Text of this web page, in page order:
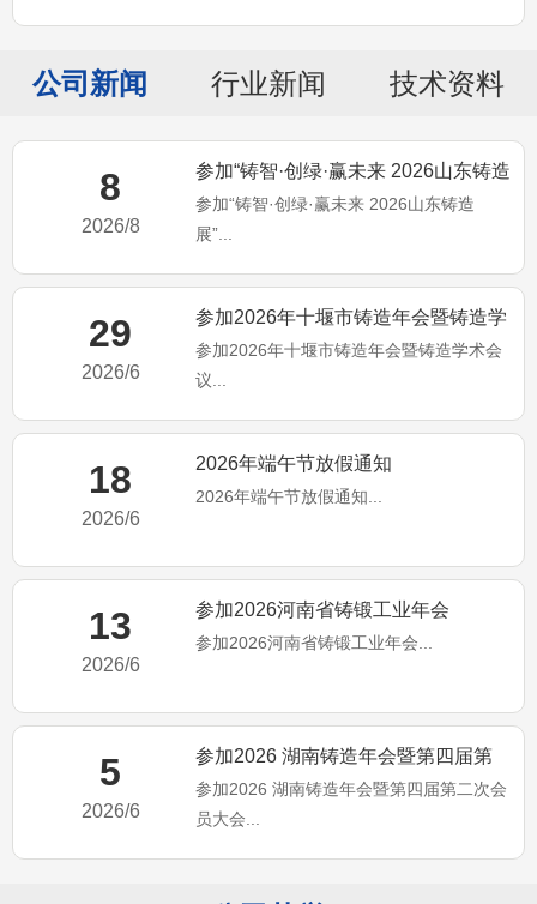
公司新闻 行业新闻 技术资料
8
2026/8
参加“铸智·创绿·赢未来 2026山东铸造
展”
参加“铸智·创绿·赢未来 2026山东铸造
展”...
29
2026/6
参加2026年十堰市铸造年会暨铸造学
术会议
参加2026年十堰市铸造年会暨铸造学术会
议...
18
2026/6
2026年端午节放假通知
2026年端午节放假通知...
13
2026/6
参加2026河南省铸锻工业年会
参加2026河南省铸锻工业年会...
5
2026/6
参加2026 湖南铸造年会暨第四届第
二次会员大会
参加2026 湖南铸造年会暨第四届第二次会
员大会...